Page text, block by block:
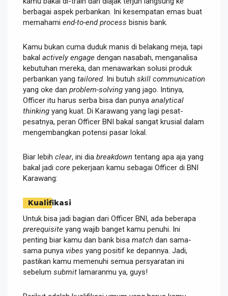
berbagai aspek perbankan. Ini kesempatan emas buat
memahami end-to-end process bisnis bank.
Kamu bukan cuma duduk manis di belakang meja, tapi
bakal actively engage dengan nasabah, menganalisa
kebutuhan mereka, dan menawarkan solusi produk
perbankan yang tailored. Ini butuh skill communication
yang oke dan problem-solving yang jago. Intinya,
Officer itu harus serba bisa dan punya analytical
thinking yang kuat. Di Karawang yang lagi pesat-
pesatnya, peran Officer BNI bakal sangat krusial dalam
mengembangkan potensi pasar lokal.
Biar lebih clear, ini dia breakdown tentang apa aja yang
bakal jadi core pekerjaan kamu sebagai Officer di BNI
Karawang:
Kualifikasi
Untuk bisa jadi bagian dari Officer BNI, ada beberapa
prerequisite yang wajib banget kamu penuhi. Ini
penting biar kamu dan bank bisa match dan sama-
sama punya vibes yang positif ke depannya. Jadi,
pastikan kamu memenuhi semua persyaratan ini
sebelum submit lamaranmu ya, guys!